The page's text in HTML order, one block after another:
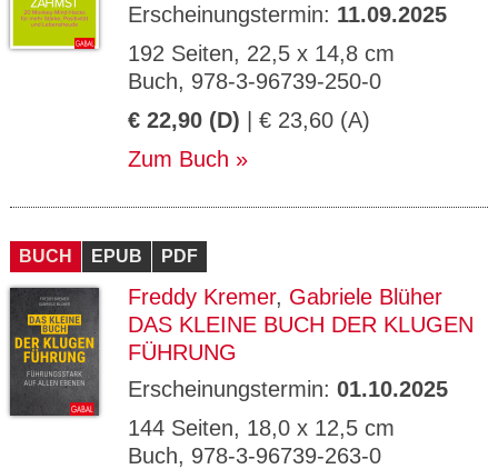
Erscheinungstermin: 11.09.2025
192 Seiten, 22,5 x 14,8 cm
Buch, 978-3-96739-250-0
€ 22,90 (D) | € 23,60 (A)
Zum Buch
BUCH EPUB PDF
Freddy Kremer, Gabriele Blüher
DAS KLEINE BUCH DER KLUGEN
FÜHRUNG
Erscheinungstermin: 01.10.2025
144 Seiten, 18,0 x 12,5 cm
Buch, 978-3-96739-263-0